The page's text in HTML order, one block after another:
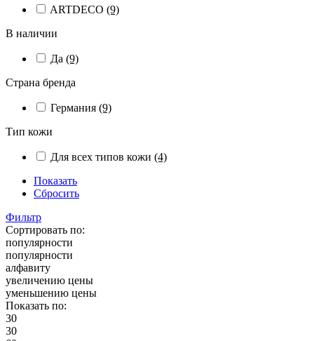
ARTDECO (9)
В наличии
Да (9)
Страна бренда
Германия (9)
Тип кожи
Для всех типов кожи (4)
Показать
Сбросить
Фильтр
Сортировать по:
популярности
популярности
алфавиту
увеличению цены
уменьшению цены
Показать по:
30
30